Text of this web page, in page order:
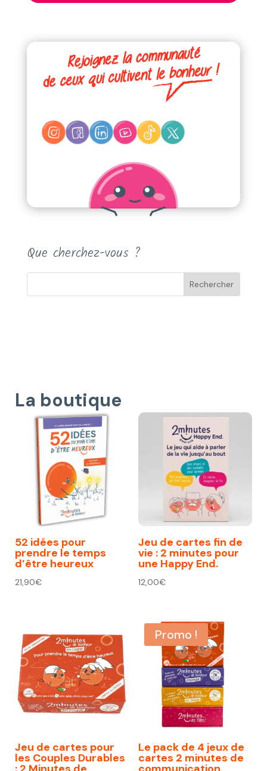
Que cherchez-vous ?
La boutique
52 idées pour
prendre le temps
d’être heureux
21,90€
Jeu de cartes fin de
vie : 2 minutes pour
une Happy End.
12,00€
Jeu de cartes pour
les Couples Durables
Promo !
Le pack de 4 jeux de
cartes 2 minutes de